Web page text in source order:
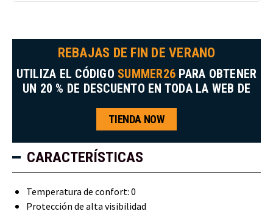
REBAJAS DE FIN DE VERANO
UTILIZA EL CÓDIGO SUMMER26 PARA OBTENER
UN 20 % DE DESCUENTO EN TODA LA WEB DE
TIENDA NOW
CARACTERÍSTICAS
Temperatura de confort: 0
Protección de alta visibilidad